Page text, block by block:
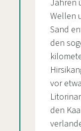
Jahren
Wellen
Sand
den
vor
den